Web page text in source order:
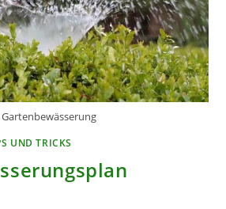
Gartenbewässerung
UND TRICKS